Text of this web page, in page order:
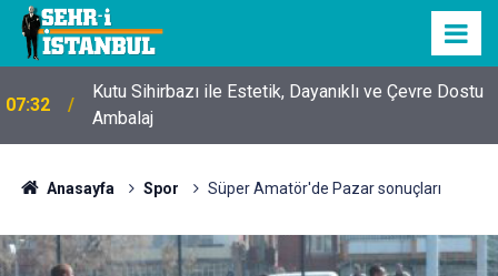
07:32
Kutu Sihirbazı ile Estetik, Dayanıklı ve Çevre Dostu
Ambalaj
Anasayfa Spor Süper Amatör'de Pazar sonuçları